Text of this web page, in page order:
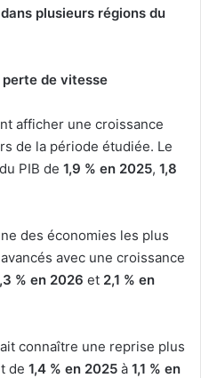
plusieurs régions du
perte de vitesse
afficher une croissance
de la période étudiée. Le
PIB de 1,9 % en 2025, 1,8
des économies les plus
avec une croissance
% en 2026 et 2,1 % en
connaître une reprise plus
de 1,4 % en 2025 à 1,1 % en